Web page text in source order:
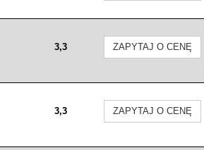
3,3 ZAPYTAJ O CENĘ
3,3 ZAPYTAJ O CENĘ